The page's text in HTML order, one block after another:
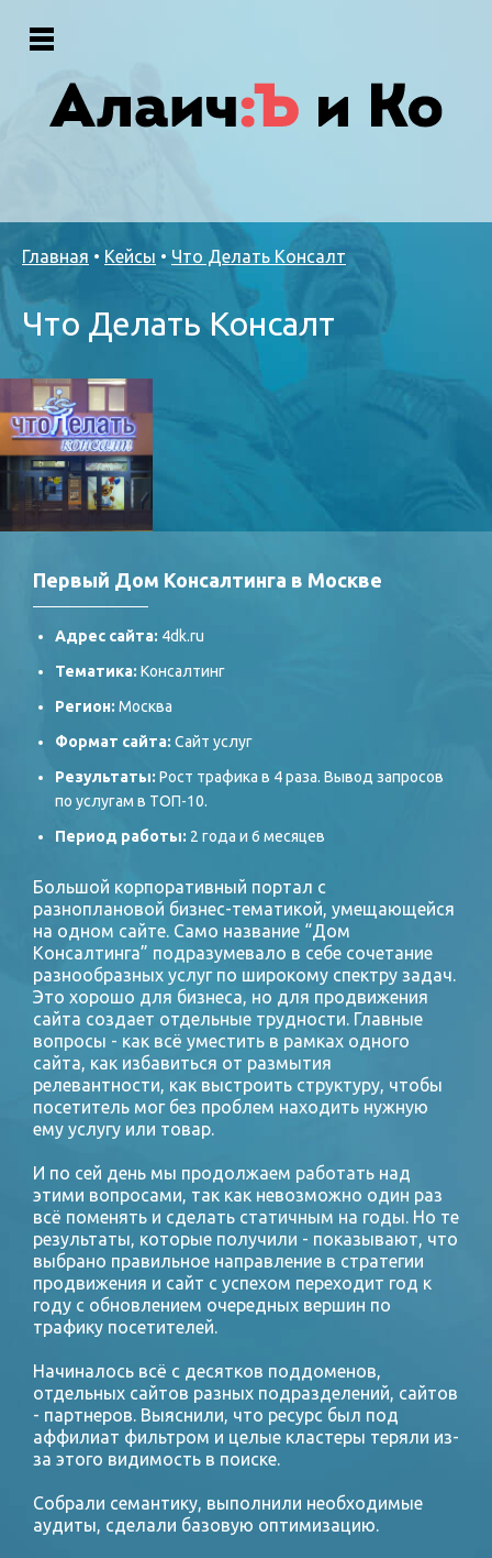
Главная • Кейсы • Что Делать Консалт
Что Делать Консалт
Первый Дом Консалтинга в Москве
Адрес сайта: 4dk.ru
Тематика: Консалтинг
Регион: Москва
Формат сайта: Сайт услуг
Результаты: Рост трафика в 4 раза. Вывод запросов
по услугам в ТОП-10.
Период работы: 2 года и 6 месяцев
Большой корпоративный портал с
разноплановой бизнес-тематикой, умещающейся
на одном сайте. Само название “Дом
Консалтинга” подразумевало в себе сочетание
разнообразных услуг по широкому спектру задач.
Это хорошо для бизнеса, но для продвижения
сайта создает отдельные трудности. Главные
вопросы - как всё уместить в рамках одного
сайта, как избавиться от размытия
релевантности, как выстроить структуру, чтобы
посетитель мог без проблем находить нужную
ему услугу или товар.
И по сей день мы продолжаем работать над
этими вопросами, так как невозможно один раз
всё поменять и сделать статичным на годы. Но те
результаты, которые получили - показывают, что
выбрано правильное направление в стратегии
продвижения и сайт с успехом переходит год к
году с обновлением очередных вершин по
трафику посетителей.
Начиналось всё с десятков поддоменов,
отдельных сайтов разных подразделений, сайтов
- партнеров. Выяснили, что ресурс был под
аффилиат фильтром и целые кластеры теряли из-
за этого видимость в поиске.
Собрали семантику, выполнили необходимые
аудиты, сделали базовую оптимизацию.